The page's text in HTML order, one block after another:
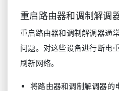
重启路由器和调制解调
重启路由器和调制解调器通
问题。对这些设备进行断电
刷新网络。
将路由器和调制解调器的